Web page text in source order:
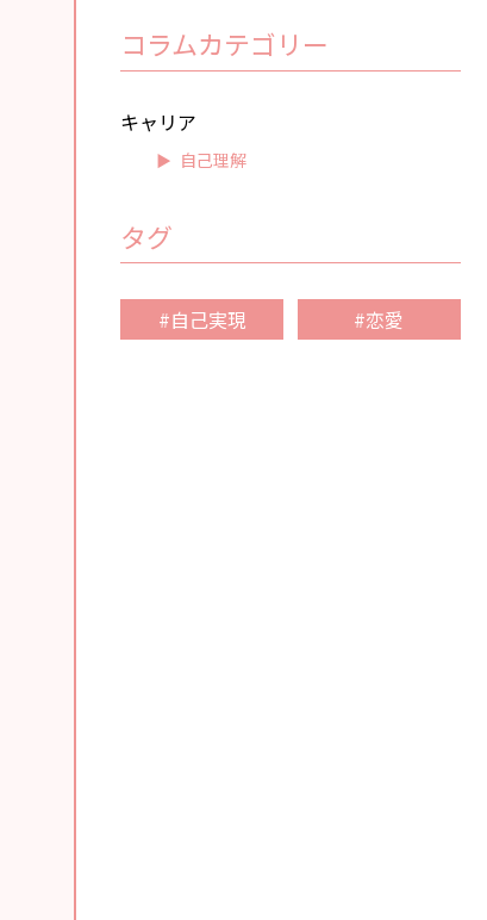
コラムカテゴリー
キャリア
自己理解
タグ
#自己実現 #恋愛